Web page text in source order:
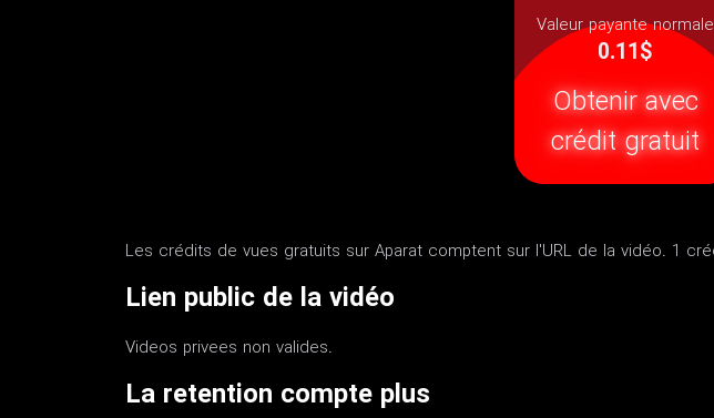
Valeur payante normale
0.11$
Obtenir avec
crédit gratuit
Les crédits de vues gratuits sur Aparat comptent sur l'URL de la vidéo. 1
Lien public de la vidéo
Videos privees non valides.
La retention compte plus